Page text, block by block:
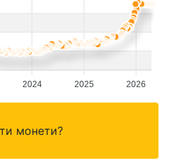
2024 2025 2026
монети?